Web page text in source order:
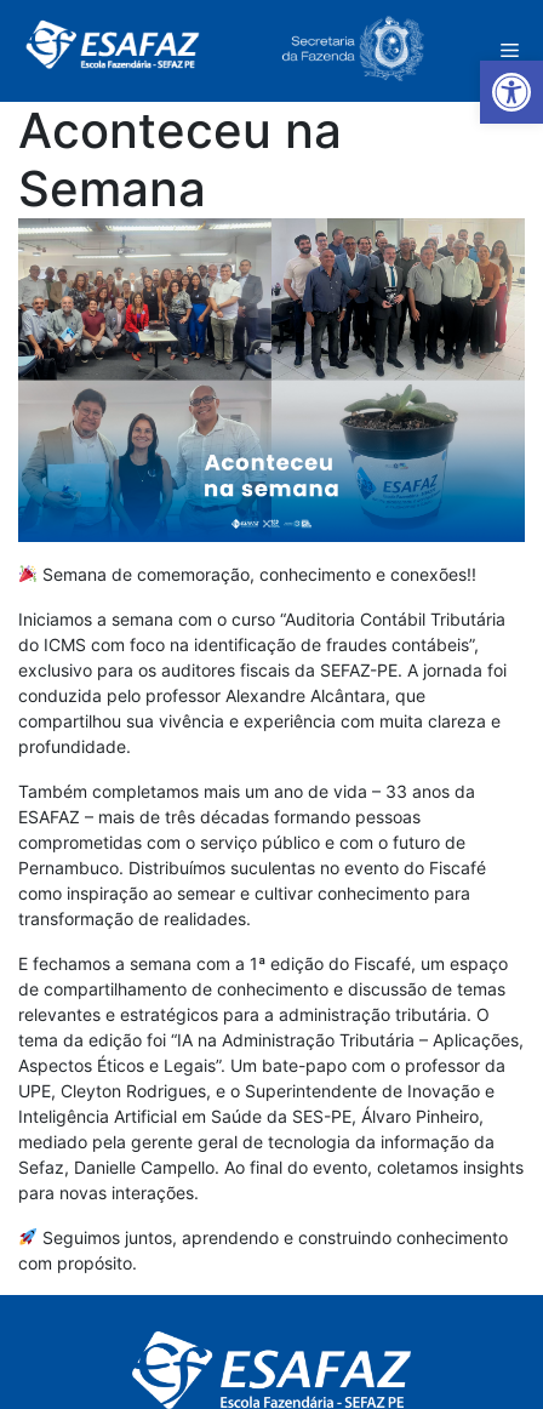
conteúdo
Aconteceu na
Semana
Semana de comemoração, conhecimento e conexões!!
Iniciamos a semana com o curso “Auditoria Contábil Tributária
do ICMS com foco na identificação de fraudes contábeis”,
exclusivo para os auditores fiscais da SEFAZ-PE. A jornada foi
conduzida pelo professor Alexandre Alcântara, que
compartilhou sua vivência e experiência com muita clareza e
profundidade.
Também completamos mais um ano de vida – 33 anos da
ESAFAZ – mais de três décadas formando pessoas
comprometidas com o serviço público e com o futuro de
Pernambuco. Distribuímos suculentas no evento do Fiscafé
como inspiração ao semear e cultivar conhecimento para
transformação de realidades.
E fechamos a semana com a 1ª edição do Fiscafé, um espaço
de compartilhamento de conhecimento e discussão de temas
relevantes e estratégicos para a administração tributária. O
tema da edição foi “IA na Administração Tributária – Aplicações,
Aspectos Éticos e Legais”. Um bate-papo com o professor da
UPE, Cleyton Rodrigues, e o Superintendente de Inovação e
Inteligência Artificial em Saúde da SES-PE, Álvaro Pinheiro,
mediado pela gerente geral de tecnologia da informação da
Sefaz, Danielle Campello. Ao final do evento, coletamos insights
para novas interações.
Seguimos juntos, aprendendo e construindo conhecimento
com propósito.